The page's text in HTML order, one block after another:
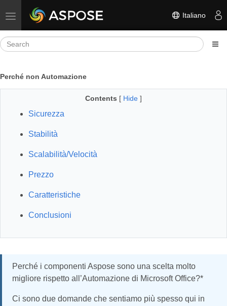
Toggle navigation Italiano
Perché non Automazione
Contents [ Hide ]
Sicurezza
Stabilità
Scalabilità/Velocità
Prezzo
Caratteristiche
Conclusioni
Perché i componenti Aspose sono una scelta molto
migliore rispetto all’Automazione di Microsoft Office?*
Ci sono due domande che sentiamo più spesso qui in